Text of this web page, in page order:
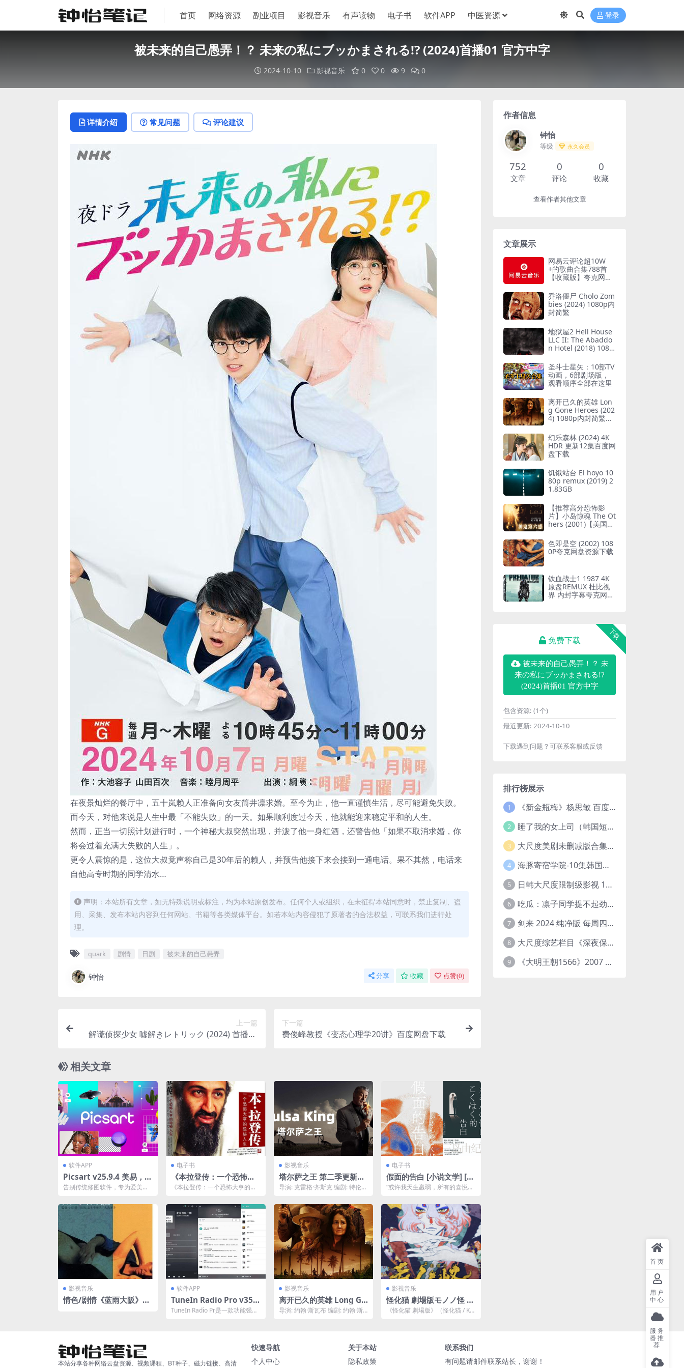
首页 网络资源 副业项目 影视音乐 有声读物 电子书 软件APP 中医资源 登录
被未来的自己愚弄！？ 未来の私にブッかまされる!? (2024)首播01 官方中字
2024-10-10 影视音乐 0 0 9 0
详情介绍 常见问题 评论建议
在夜景灿烂的餐厅中，五十岚赖人正准备向女友筒井凛求婚。至今为止，他一直谨慎生活，尽可能避免失败。
而今天，对他来说是人生中最「不能失败」的一天。如果顺利度过今天，他就能迎来稳定平和的人生。
然而，正当一切照计划进行时，一个神秘大叔突然出现，并泼了他一身红酒，还警告他「如果不取消求婚，你
将会过着充满大失败的人生」。
更令人震惊的是，这位大叔竟声称自己是30年后的赖人，并预告他接下来会接到一通电话。果不其然，电话来
自他高专时期的同学清水…
声明：本站所有文章，如无特殊说明或标注，均为本站原创发布。任何个人或组织，在未征得本站同意时，禁止复制、盗
用、采集、发布本站内容到任何网站、书籍等各类媒体平台。如若本站内容侵犯了原著者的合法权益，可联系我们进行处
理。
quark 剧情 日剧 被未来的自己愚弄
钟怡 分享 收藏 点赞(0)
上一篇
解谎侦探少女 嘘解きレトリック (2024) 首播01
下一篇
费俊峰教授《变态心理学20讲》百度网盘下载
相关文章
软件APP
Picsart v25.9.4 美易，专
为爱美图的你打造，解锁
告别传统修图软件，专为爱美图
啦，全球超过10亿次下载，...
电子书
《本拉登传：一个恐怖大
亨的隐秘人生》[pdf]
《本拉登传：一个恐怖大亨的隐
萨马·本·拉登）历史性...
影视音乐
塔尔萨之王 第二季更新中
附第一季阿里云下载
导演: 克雷格·齐斯克 编剧: 特伦斯
特...
电子书
假面的告白 [ 小说文学] [p
df+全格式]夸克网盘下载
“或许我天生羸弱，所有的喜悦都
文学的出发点，是作者...
影视音乐
情色/剧情《蓝雨大阪》未
软件APP
TuneIn Radio Pro v35.
6.1 手机电台，中文广播
TuneIn Radio Pr是一款功能强大
影视音乐
离开已久的英雄 Long Go
ne Heroes (2024) 1080
导演: 约翰·斯瓦布 编剧: 约翰·斯
影视音乐
怪化猫 劇場版モノノ怪 唐
傘 (2024) CV：神谷浩史 /
《怪化猫 劇場版》（怪化猫 / Kai
作者信息
钟怡
等级 永久会员
752
文章
0
评论
0
收藏
查看作者其他文章
文章展示
网易云评论超10W
+的歌曲合集788首
【收藏版】夸克网盘
乔洛僵尸 Cholo Zom
bies (2024) 1080p内
封简繁
地狱屋2 Hell House
LLC II: The Abaddo
n Hotel (2018) 1080
圣斗士星矢：10部TV
动画，6部剧场版，
观看顺序全部在这里
离开已久的英雄 Lon
g Gone Heroes (202
4) 1080p内封简繁夸
幻乐森林 (2024) 4K
HDR 更新12集百度网
盘下载
饥饿站台 El hoyo 10
80p remux (2019) 2
1.83GB
【推荐高分恐怖影
片】小岛惊魂 The Ot
hers (2001)【美国】
减版】 中字
色即是空 (2002) 108
0P夸克网盘资源下载
铁血战士1 1987 4K
原盘REMUX 杜比视
界 内封字幕夸克网盘
下载
免费下载
被未来的自己愚弄！？ 未
来の私にブッかまされる!?
(2024)首播01 官方中字
包含资源: (1个)
最近更新: 2024-10-10
下载遇到问题？可联系客服或反馈
排行榜展示
1 《新金瓶梅》杨思敏 百度云网盘下载.1080P阿里下载.国语中字.(1996)
2 睡了我的女上司（韩国短剧）4K超清/中字百度云网盘下载
3 大尺度美剧未删减版合集【22部】
4 海豚寄宿学院-10集韩国高颜值短剧
5 日韩大尺度限制级影视 120部大合集无删减版
6 吃瓜：凛子同学提不起劲/小怡loli 72V+23V+14V–24.02GB】
7 剑来 2024 纯净版 每周四已更【4K / 臻彩视听TV / 杜比音】附电子书百度网盘下载
8 大尺度综艺栏目《深夜保健室》 [台综]夸克网盘下载
9 《大明王朝1566》2007 中国大陆 4K+2K修复 [国语 46集 192G]
本站分享各种网络云盘资源、视频课程、BT种子、磁力链接、高清
快速导航
个人中心
关于本站
隐私政策
联系我们
有问题请邮件联系站长，谢谢！
首页
用户
中心
服务
器推
荐